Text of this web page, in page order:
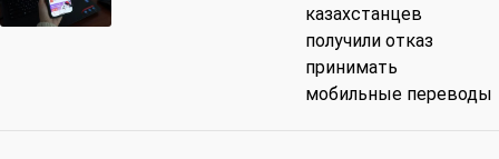
казахстанцев
получили отказ
принимать
мобильные переводы